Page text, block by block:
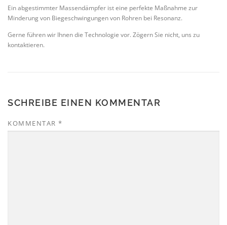
Ein abgestimmter Massendämpfer ist eine perfekte Maßnahme zur
Minderung von Biegeschwingungen von Rohren bei Resonanz.
Gerne führen wir Ihnen die Technologie vor. Zögern Sie nicht, uns zu
kontaktieren.
SCHREIBE EINEN KOMMENTAR
KOMMENTAR *